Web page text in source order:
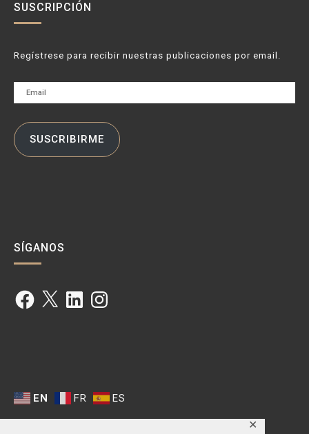
✕
SUSCRIPCIÓN
Regístrese para recibir nuestras publicaciones por email.
Email
SUSCRIBIRME
SÍGANOS
Facebook
X LinkedInInstagram
EN FR ES